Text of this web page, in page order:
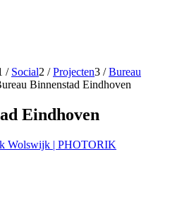
/ Social2 / Projecten3 / Bureau
Binnenstad Eindhoven
Eindhoven
Wolswijk | PHOTORIK